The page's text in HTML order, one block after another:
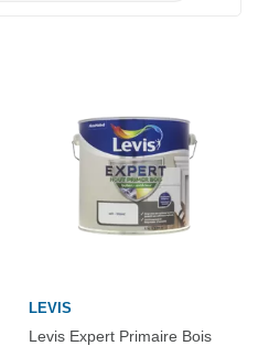
LEVIS
Levis Expert Primaire Bois